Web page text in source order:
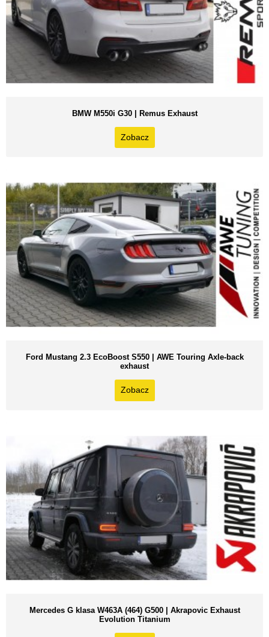
BMW M550i G30 | Remus Exhaust
Zobacz
Ford Mustang 2.3 EcoBoost S550 | AWE Touring Axle-back
exhaust
Zobacz
Mercedes G klasa W463A (464) G500 | Akrapovic Exhaust
Evolution Titanium